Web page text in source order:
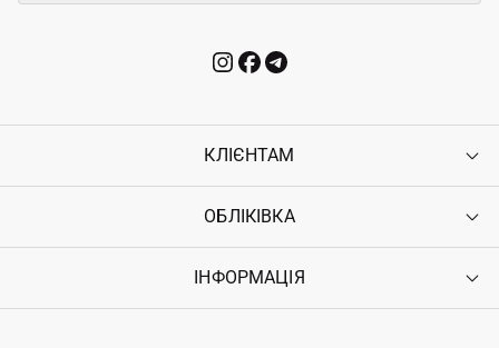
КЛІЄНТАМ
Контакти
Повернення
Гарантія
ОБЛІКІВКА
Увійти
ІНФОРМАЦІЯ